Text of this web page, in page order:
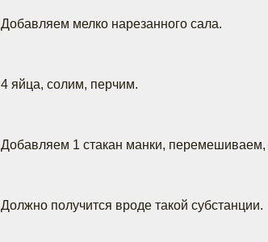
Добавляем мелко нарезанного сала.
4 яйца, солим, перчим.
Добавляем 1 стакан манки, перемешиваем,
Должно получится вроде такой субстанции.